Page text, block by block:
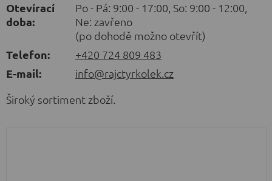
Otevírací
doba:
Po - Pá: 9:00 - 17:00, So: 9:00 - 12:00,
Ne: zavřeno
(po dohodě možno otevřít)
Telefon:
+420 724 809 483
E-mail:
info@rajctyrkolek.cz
Široký sortiment zboží.